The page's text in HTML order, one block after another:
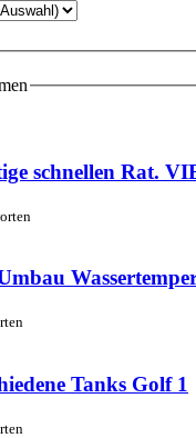
schnellen Rat.
Tanks Golf 1